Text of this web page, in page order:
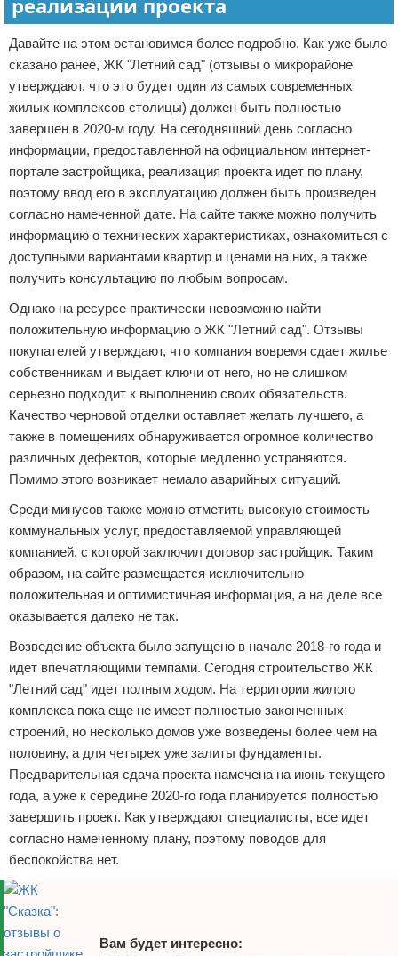
реализации проекта
Давайте на этом остановимся более подробно. Как уже было
сказано ранее, ЖК "Летний сад" (отзывы о микрорайоне
утверждают, что это будет один из самых современных
жилых комплексов столицы) должен быть полностью
завершен в 2020-м году. На сегодняшний день согласно
информации, предоставленной на официальном интернет-
портале застройщика, реализация проекта идет по плану,
поэтому ввод его в эксплуатацию должен быть произведен
согласно намеченной дате. На сайте также можно получить
информацию о технических характеристиках, ознакомиться с
доступными вариантами квартир и ценами на них, а также
получить консультацию по любым вопросам.
Однако на ресурсе практически невозможно найти
положительную информацию о ЖК "Летний сад". Отзывы
покупателей утверждают, что компания вовремя сдает жилье
собственникам и выдает ключи от него, но не слишком
серьезно подходит к выполнению своих обязательств.
Качество черновой отделки оставляет желать лучшего, а
также в помещениях обнаруживается огромное количество
различных дефектов, которые медленно устраняются.
Помимо этого возникает немало аварийных ситуаций.
Среди минусов также можно отметить высокую стоимость
коммунальных услуг, предоставляемой управляющей
компанией, с которой заключил договор застройщик. Таким
образом, на сайте размещается исключительно
положительная и оптимистичная информация, а на деле все
оказывается далеко не так.
Возведение объекта было запущено в начале 2018-го года и
идет впечатляющими темпами. Сегодня строительство ЖК
"Летний сад" идет полным ходом. На территории жилого
комплекса пока еще не имеет полностью законченных
строений, но несколько домов уже возведены более чем на
половину, а для четырех уже залиты фундаменты.
Предварительная сдача проекта намечена на июнь текущего
года, а уже к середине 2020-го года планируется полностью
завершить проект. Как утверждают специалисты, все идет
согласно намеченному плану, поэтому поводов для
беспокойства нет.
Вам будет интересно: